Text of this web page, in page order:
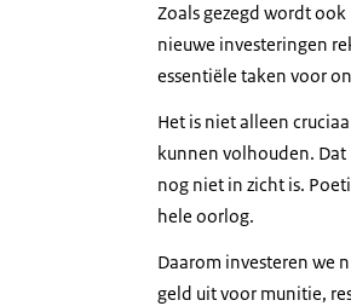
Zoals gezegd wordt
nieuwe investeringen
essentiële taken voor
Het is niet alleen
kunnen volhouden. Dat
nog niet in zicht is.
hele oorlog.
Daarom investeren we
geld uit voor munitie,